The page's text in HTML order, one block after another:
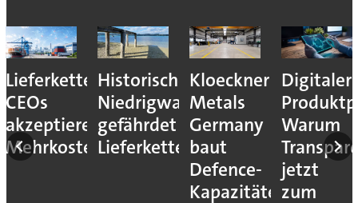
Lieferkettenresilienz:
CEOs
akzeptieren
Mehrkosten
Historisches
Niedrigwasser
gefährdet
Lieferketten
Kloeckner
Metals
Germany
baut
Defence-
Kapazitäten
Digitaler
Warum
jetzt
zum